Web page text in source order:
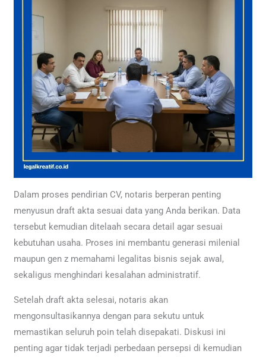
Dalam proses pendirian CV, notaris berperan penting
menyusun draft akta sesuai data yang Anda berikan. Data
tersebut kemudian ditelaah secara detail agar sesuai
kebutuhan usaha. Proses ini membantu generasi milenial
maupun gen z memahami legalitas bisnis sejak awal,
sekaligus menghindari kesalahan administratif.
Setelah draft akta selesai, notaris akan
mengonsultasikannya dengan para sekutu untuk
memastikan seluruh poin telah disepakati. Diskusi ini
penting agar tidak terjadi perbedaan persepsi di kemudian